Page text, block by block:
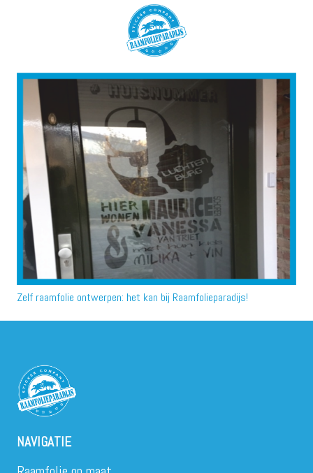
Zelf raamfolie ontwerpen: het kan bij Raamfolieparadijs!
NAVIGATIE